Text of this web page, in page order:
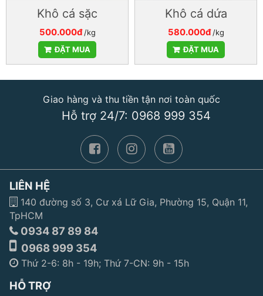
Khô cá sặc
500.000đ /kg
ĐẶT MUA
Khô cá dứa
580.000đ /kg
ĐẶT MUA
Giao hàng và thu tiền tận nơi toàn quốc
Hỗ trợ 24/7: 0968 999 354
LIÊN HỆ
140 đường số 3, Cư xá Lữ Gia, Phường 15, Quận 11,
TpHCM
0934 87 89 84
0968 999 354
Thứ 2-6: 8h - 19h; Thứ 7-CN: 9h - 15h
HỖ TRỢ